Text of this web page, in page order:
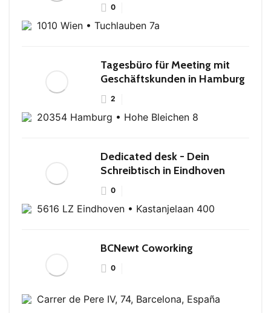
0
1010 Wien • Tuchlauben 7a
Tagesbüro für Meeting mit
Geschäftskunden in Hamburg
2
20354 Hamburg • Hohe Bleichen 8
Dedicated desk - Dein
Schreibtisch in Eindhoven
0
5616 LZ Eindhoven • Kastanjelaan 400
BCNewt Coworking
0
Carrer de Pere IV, 74, Barcelona, España